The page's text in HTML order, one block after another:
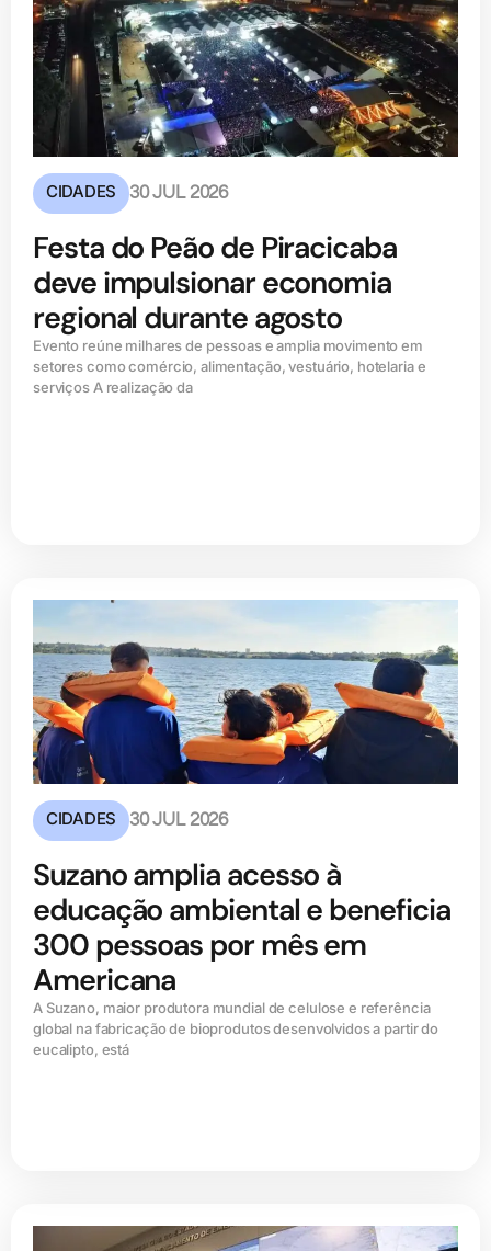
CIDADES 30 JUL 2026
Festa do Peão de Piracicaba
deve impulsionar economia
regional durante agosto
Evento reúne milhares de pessoas e amplia movimento em
setores como comércio, alimentação, vestuário, hotelaria e
serviços A realização da
CIDADES 30 JUL 2026
Suzano amplia acesso à
educação ambiental e beneficia
300 pessoas por mês em
Americana
A Suzano, maior produtora mundial de celulose e referência
global na fabricação de bioprodutos desenvolvidos a partir do
eucalipto, está